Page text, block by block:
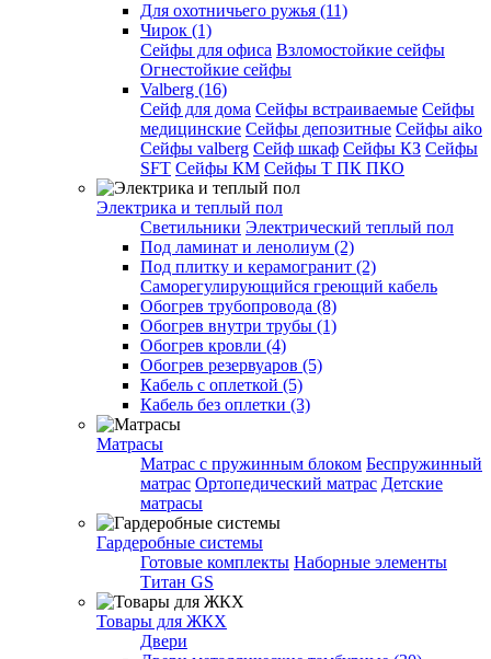
Для охотничьего ружья (11)
Чирок (1)
Сейфы для офиса Взломостойкие сейфы
Огнестойкие сейфы
Valberg (16)
Cейф для дома Сейфы встраиваемые Сейфы
медицинские Сейфы депозитные Сейфы aiko
Сейфы valberg Сейф шкаф Сейфы КЗ Сейфы
SFT Сейфы КМ Сейфы Т ПК ПКО
Электрика и теплый пол
Светильники Электрический теплый пол
Под ламинат и ленолиум (2)
Под плитку и керамогранит (2)
Саморегулирующийся греющий кабель
Обогрев трубопровода (8)
Обогрев внутри трубы (1)
Обогрев кровли (4)
Обогрев резервуаров (5)
Кабель с оплеткой (5)
Кабель без оплетки (3)
Матрасы
Матрас с пружинным блоком Беспружинный
матрас Ортопедический матрас Детские
матрасы
Гардеробные системы
Готовые комплекты Наборные элементы
Титан GS
Товары для ЖКХ
Двери